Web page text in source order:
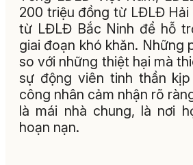
200 triệu đồng từ LĐLĐ Hải
từ LĐLĐ Bắc Ninh để hỗ
giai đoạn khó khăn. Những
so với những thiệt hại mà
sự động viên tinh thần
công nhân cảm nhận rõ
là mái nhà chung, là nơi
hoạn nạn.